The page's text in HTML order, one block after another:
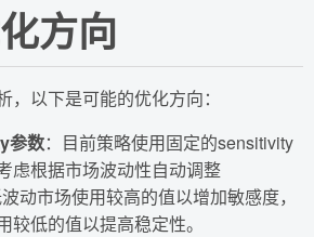
方向
以下是可能的优化方向：
参数：目前策略使用固定的sensitivity
虑根据市场波动性自动调整
动市场使用较高的值以增加敏感度，
较低的值以提高稳定性。